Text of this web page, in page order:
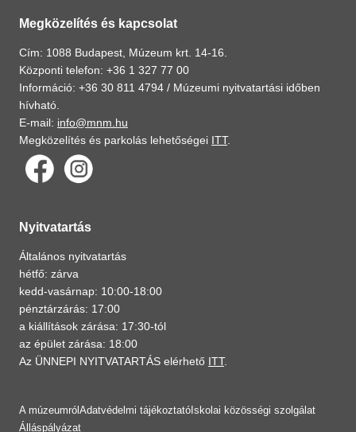
Megközelítés és kapcsolat
Cím: 1088 Budapest, Múzeum krt. 14-16.
Központi telefon: +36 1 327 77 00
Információ: +36 30 811 4794 / Múzeumi nyitvatartási időben
hívható.
E-mail: info@mnm.hu
Megközelítés és parkolás lehetőségei ITT.
Nyitvatartás
Általános nyitvatartás
hétfő: zárva
kedd-vasárnap: 10:00-18:00
pénztárzárás: 17:00
a kiállítások zárása: 17:30-tól
az épület zárása: 18:00
Az ÜNNEPI NYITVATARTÁS elérhető ITT.
A múzeumról Adatvédelmi tájékoztató Iskolai közösségi szolgálat
Álláspályázat